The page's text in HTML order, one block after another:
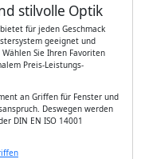
stilvolle Optik
für jeden Geschmack
geeignet und
Sie Ihren Favoriten
Preis-Leistungs-
an Griffen für Fenster und
Deswegen werden
DIN EN ISO 14001